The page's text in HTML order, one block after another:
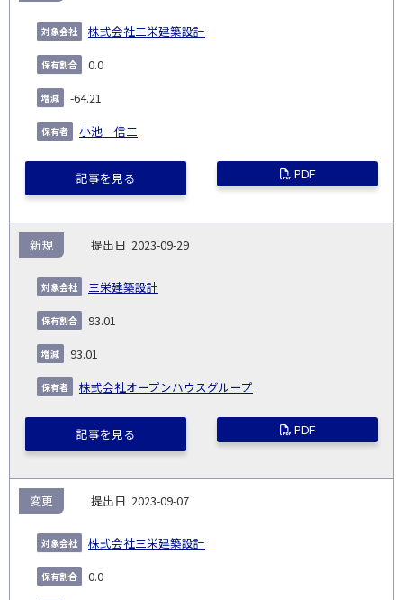
株式会社三栄建築設計
0.0
-64.21
小池 信三
記事を見る PDF
2023-09-29
三栄建築設計
新規
93.01
93.01
株式会社オープンハウスグループ
記事を見る PDF
2023-09-07
株式会社三栄建築設計
変更
0.0